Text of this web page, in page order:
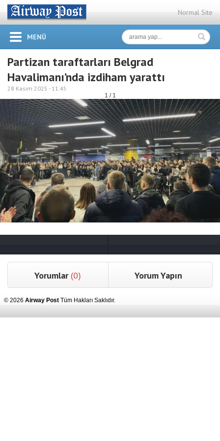
Normal Site
MENÜ
Partizan taraftarları Belgrad
Havalimanı’nda izdiham yarattı
28 Kasım 2025 - 11:45
1 / 1
Yorumlar (0) Yorum Yapın
© 2026 Airway Post Tüm Hakları Saklıdır.